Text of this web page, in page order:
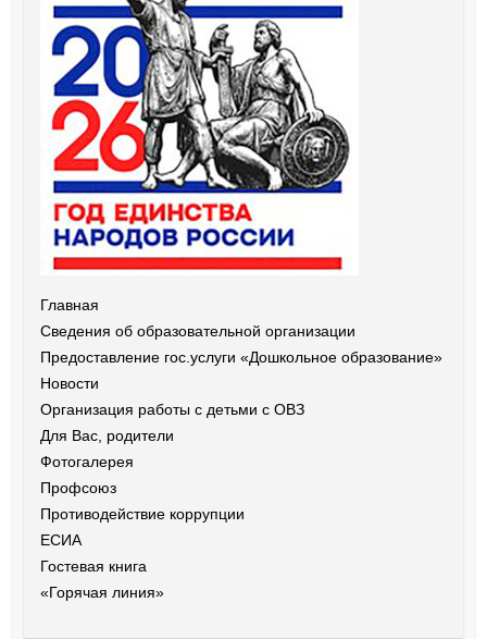
Главная
Сведения об образовательной организации
Предоставление гос.услуги «Дошкольное образование»
Новости
Организация работы с детьми с ОВЗ
Для Вас, родители
Фотогалерея
Профсоюз
Противодействие коррупции
ЕСИА
Гостевая книга
«Горячая линия»